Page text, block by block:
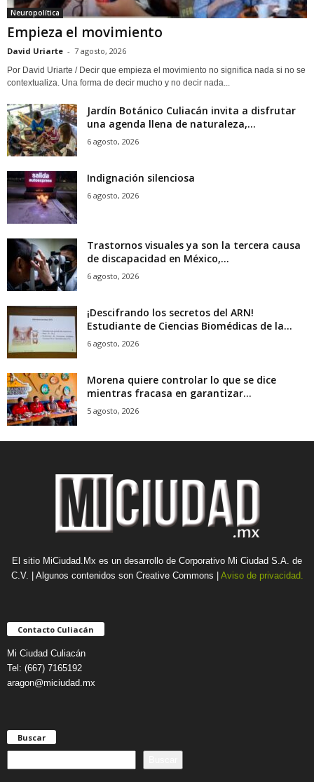
Neuropolítica
Empieza el movimiento
David Uriarte - 7 agosto, 2026
Por David Uriarte / Decir que empieza el movimiento no significa nada si no se
contextualiza. Una forma de decir mucho y no decir nada...
Jardín Botánico Culiacán invita a disfrutar
una agenda llena de naturaleza,...
6 agosto, 2026
Indignación silenciosa
6 agosto, 2026
Trastornos visuales ya son la tercera causa
de discapacidad en México,...
6 agosto, 2026
¡Descifrando los secretos del ARN!
Estudiante de Ciencias Biomédicas de la...
6 agosto, 2026
Morena quiere controlar lo que se dice
mientras fracasa en garantizar...
5 agosto, 2026
El sitio MiCiudad.Mx es un desarrollo de Corporativo Mi Ciudad S.A. de
C.V. | Algunos contenidos son Creative Commons | Aviso de privacidad.
Contacto Culiacán
Mi Ciudad Culiacán
Tel: (667) 7165192
aragon@miciudad.mx
Buscar
u